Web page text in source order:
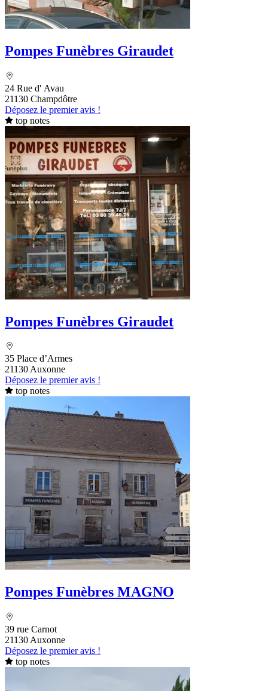
Pompes Funèbres Giraudet
24 Rue d' Avau
21130 Champdôtre
Déposez le premier avis !
top notes
Pompes Funèbres Giraudet
35 Place d’Armes
21130 Auxonne
Déposez le premier avis !
top notes
Pompes Funèbres MAGNO
39 rue Carnot
21130 Auxonne
Déposez le premier avis !
top notes